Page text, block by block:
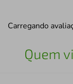
Carregando
Quem